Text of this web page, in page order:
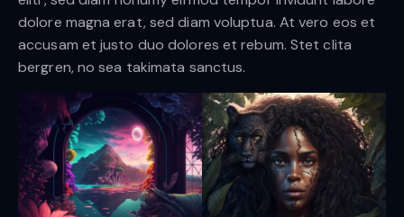
dolore magna erat, sed diam voluptua. At vero eos et
accusam et justo duo dolores et rebum. Stet clita
bergren, no sea takimata sanctus.